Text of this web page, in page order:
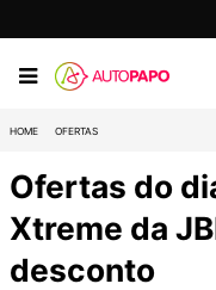
HOME OFERTAS
Ofertas do
Xtreme da
desconto